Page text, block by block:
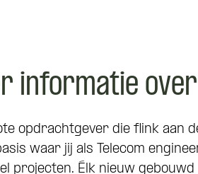
informatie
opdrachtgever die flink aan
waar jij als Telecom
projecten. Élk nieuw